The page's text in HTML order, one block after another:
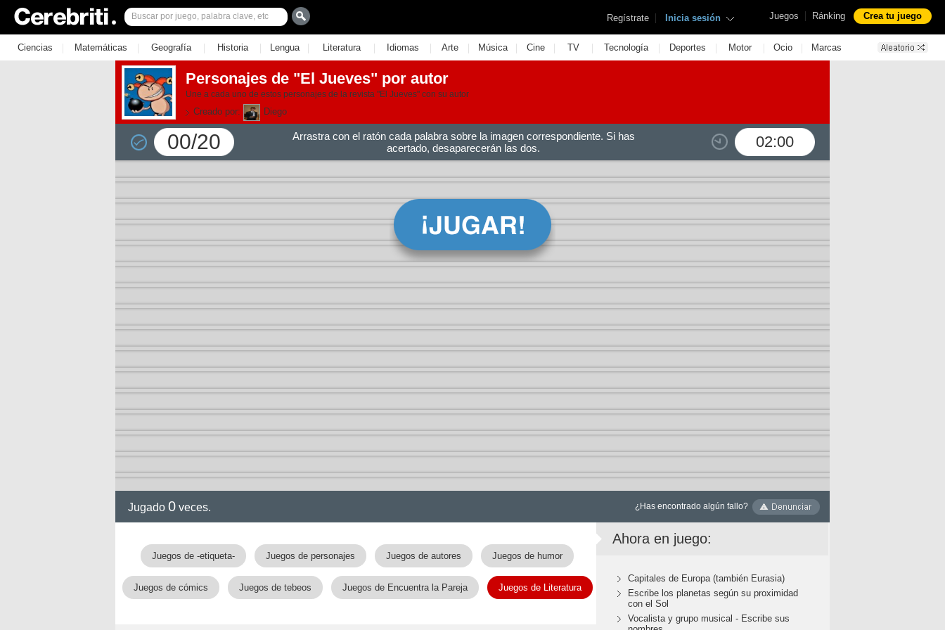
Juegos | Ránking Crea tu juego
Regístrate | Inicia sesión
Ciencias | Matemáticas | Geografía | Historia | Lengua | Literatura | Idiomas | Arte | Música | Cine | TV | Tecnología | Deportes | Motor | Ocio | Marcas
Personajes de "El Jueves" por autor
Une a cada uno de estos personajes de la revista "El Jueves" con su autor
Creado por: Diego
00/20 02:00
Arrastra con el ratón cada palabra sobre la imagen correspondiente. Si has
acertado, desaparecerán las dos.
Jugado 0 veces. ¿Has encontrado algún fallo?
Juegos de -etiqueta- Juegos de personajes Juegos de autores Juegos de humor
Juegos de cómics Juegos de tebeos Juegos de Encuentra la Pareja Juegos de Literatura
Ahora en juego:
Capitales de Europa (también Eurasia)
Escribe los planetas según su proximidad
con el Sol
Vocalista y grupo musical - Escribe sus